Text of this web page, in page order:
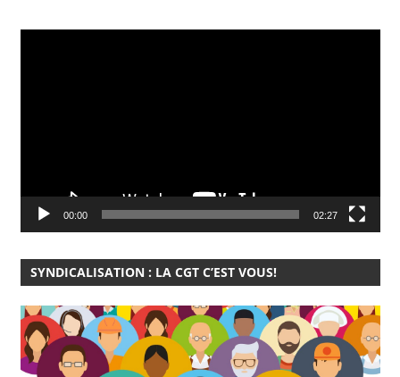
00:00 02:27
SYNDICALISATION : LA CGT C’EST VOUS!